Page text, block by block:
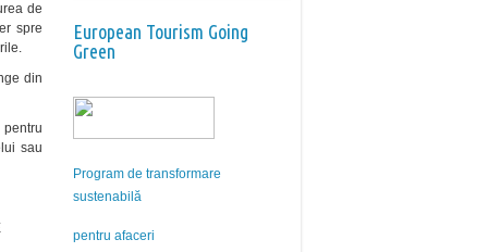
de
spre
din
sau
European Tourism Going
Green
Program de transformare
sustenabilă
pentru afaceri